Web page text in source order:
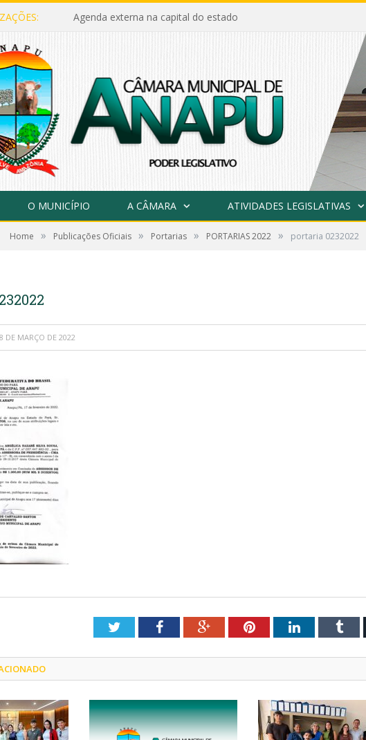
Agenda externa na capital do estado
O MUNICÍPIO A CÂMARA ATIVIDADES LEGISLATIVAS
Home » Publicações Oficiais » Portarias » PORTARIAS 2022 » portaria 0232022
8 DE MARÇO DE 2022
TwitterFacebookGoogle+PinterestLinkedIn